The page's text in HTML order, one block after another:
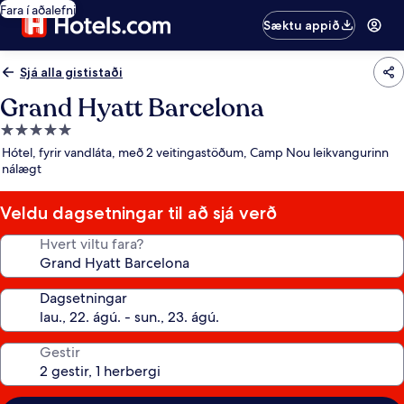
Fara í aðalefni
Sæktu appið
Sjá alla gististaði
Grand Hyatt Barcelona
5.0
stjörnu
gististaður
Hótel, fyrir vandláta, með 2 veitingastöðum, Camp Nou leikvangurinn
nálægt
Veldu dagsetningar til að sjá verð
Hvert viltu fara?
Dagsetningar
Gestir